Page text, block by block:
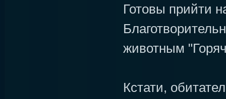
Готовы прийти
животным
Кстати,